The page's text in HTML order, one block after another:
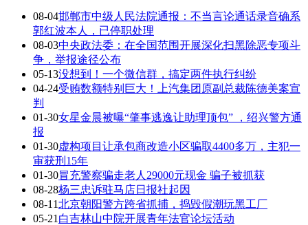
08-04邯郸市中级人民法院通报：不当言论通话录音确系
郭红波本人，已停职处理
08-03中央政法委：在全国范围开展深化扫黑除恶专项斗
争，举报途径公布
05-13没想到！一个微信群，搞定两件执行纠纷
04-24受贿数额特别巨大！上汽集团原副总裁陈德美案宣
判
01-30女星金晨被曝“肇事逃逸让助理顶包” ，绍兴警方通
报
01-30虚构项目让承包商改造小区骗取4400多万，主犯一
审获刑15年
01-30冒充警察骗走老人29000元现金 骗子被抓获
08-28杨三忠诉驻马店日报社起因
08-11北京朝阳警方跨省抓捕，捣毁假潮玩黑工厂
05-21 白吉林山中院开展青年法官论坛活动